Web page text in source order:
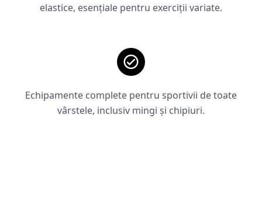
elastice, esențiale pentru exerciții variate.
Echipamente complete pentru sportivii de toate
vârstele, inclusiv mingi și chipiuri.